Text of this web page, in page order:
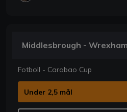
Middlesbrough - Wrexham
Fotboll - Carabao Cup
Under 2,5 mål